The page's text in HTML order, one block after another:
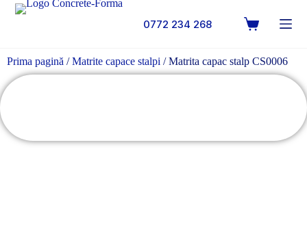
0772 234 268
Prima pagină /Matrite capace stalpi / Matrita capac stalp CS0006